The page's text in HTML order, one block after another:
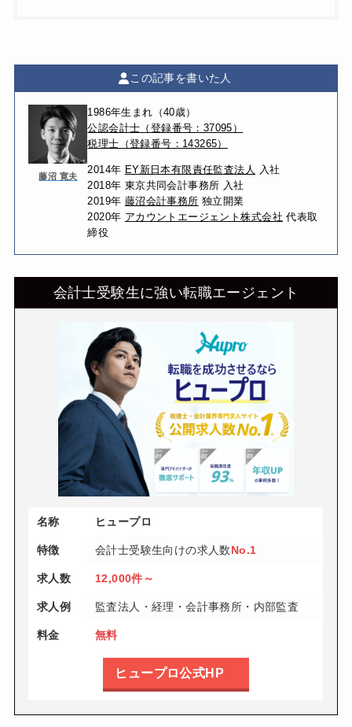
この記事を書いた人
藤沼 寛夫
1986年生まれ（40歳）
公認会計士（登録番号：37095）
税理士（登録番号：143265）
2014年 EY新日本有限責任監査法人
入社
2018年 東京共同会計事務所 入社
2019年 藤沼会計事務所 独立開業
2020年 アカウントエージェント株式会社 代表取
締役
会計士受験生に強い転職エージェント
名称 ヒュープロ
特徴 会計士受験生向けの求人数No.1
求人数 12,000件～
求人例 監査法人・経理・会計事務所・内部監査
料金 無料
ヒュープロ公式HP